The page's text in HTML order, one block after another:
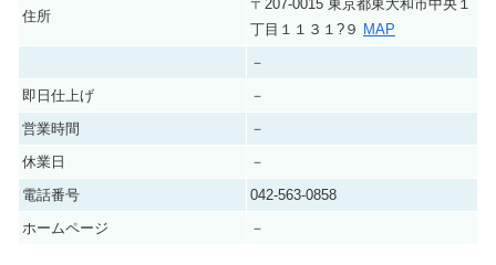
住所
〒207-0015 東京都東大和市中央１
丁目１１３１?９ MAP
－
即日仕上げ
－
営業時間
－
休業日
－
電話番号
042-563-0858
ホームページ
－